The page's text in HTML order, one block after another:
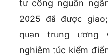
tư công nguồn
2025 đã được
quan trung ương
nghiêm túc kiểm